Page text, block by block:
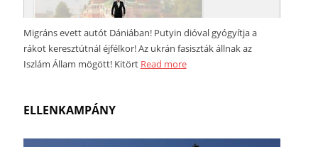
Migráns evett autót Dániában! Putyin dióval gyógyítja a
rákot keresztútnál éjfélkor! Az ukrán fasiszták állnak az
Iszlám Állam mögött! Kitört Read more
ELLENKAMPÁNY